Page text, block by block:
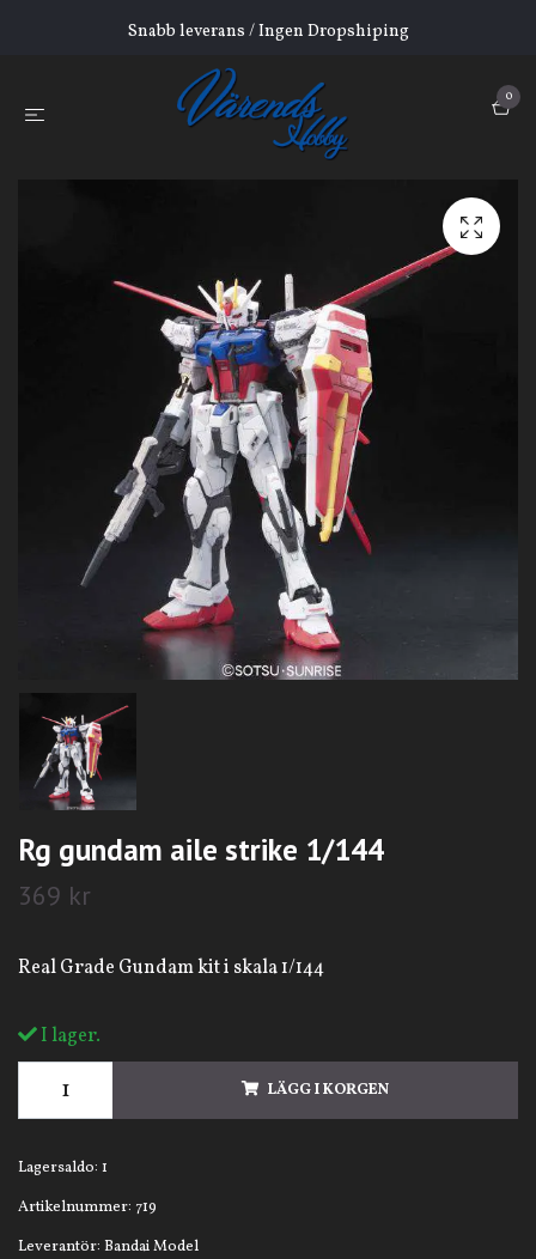
Snabb leverans / Ingen Dropshiping
0
Rg gundam aile strike 1/144
369 kr
Real Grade Gundam kit i skala 1/144
I lager.
LÄGG I KORGEN
Lagersaldo: 1
Artikelnummer: 719
Leverantör: Bandai Model